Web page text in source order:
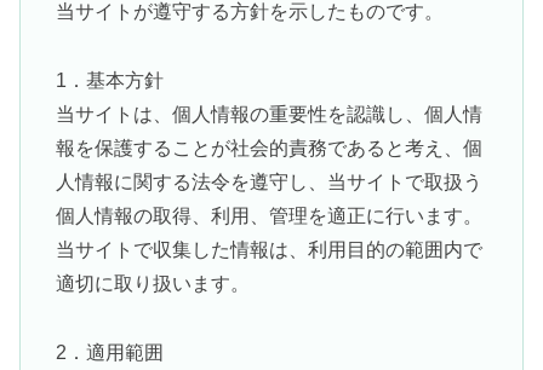
当サイトが遵守する方針を示したものです。
1．基本方針
当サイトは、個人情報の重要性を認識し、個人情
報を保護することが社会的責務であると考え、個
人情報に関する法令を遵守し、当サイトで取扱う
個人情報の取得、利用、管理を適正に行います。
当サイトで収集した情報は、利用目的の範囲内で
適切に取り扱います。
2．適用範囲